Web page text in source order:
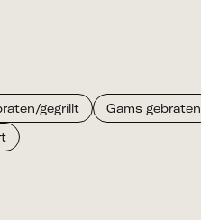
gegrillt
Gams gebraten